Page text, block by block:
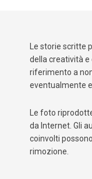
Le storie scritte
della creatività e
riferimento a
eventualmente
Le foto
da Internet. Gli
coinvolti
rimozione.